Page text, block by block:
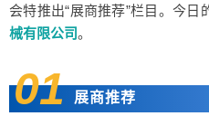
会特推出“展商推荐”栏目。今日
械有限公司。
01 展商推荐